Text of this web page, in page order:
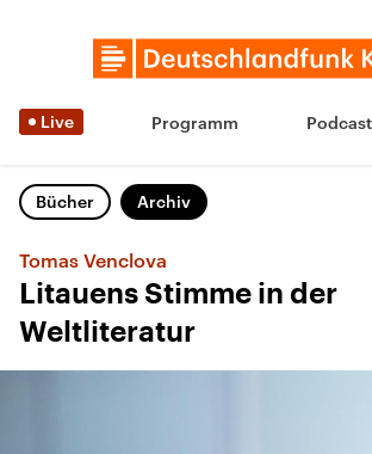
Live Programm
Bücher Archiv
Tomas Venclova
Litauens Stimme in der
Weltliteratur